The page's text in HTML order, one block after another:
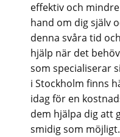
effektiv och
hand om dig själv
denna svåra tid
hjälp när det
som specialiserar
i Stockholm finns
idag för en
dem hjälpa dig att
smidig som